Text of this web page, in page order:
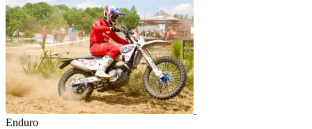
Enduro